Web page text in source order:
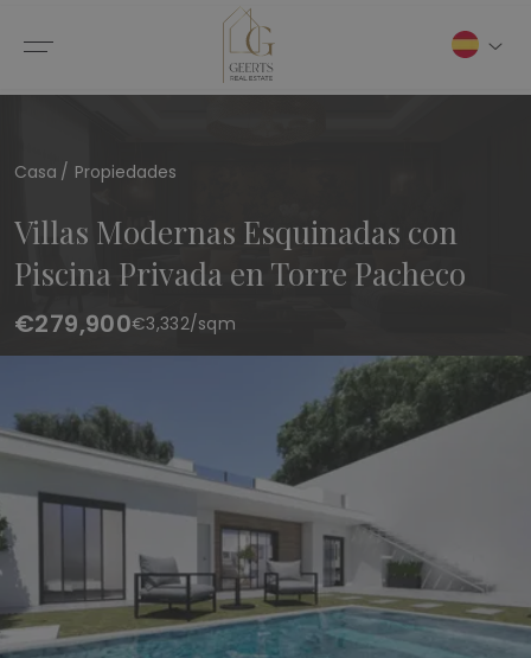
Casa Propiedades
Villas Modernas Esquinadas con
Piscina Privada en Torre Pacheco
€279,900€3,332/sqm